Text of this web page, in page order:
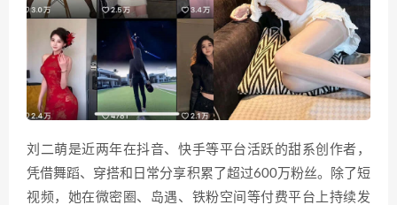
刘二萌是近两年在抖音、快手等平台活跃的甜系创作者，
凭借舞蹈、穿搭和日常分享积累了超过600万粉丝。除了短
视频，她在微密圈、岛遇、铁粉空间等付费平台上持续发